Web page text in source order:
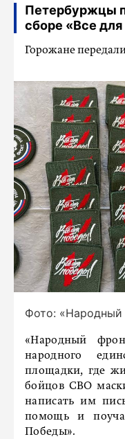
Петербуржцы
сборе «Все
Горожане
Фото: «Народный
«Народный
народного
площадки, где
бойцов СВО
написать им
помощь и
Победы».